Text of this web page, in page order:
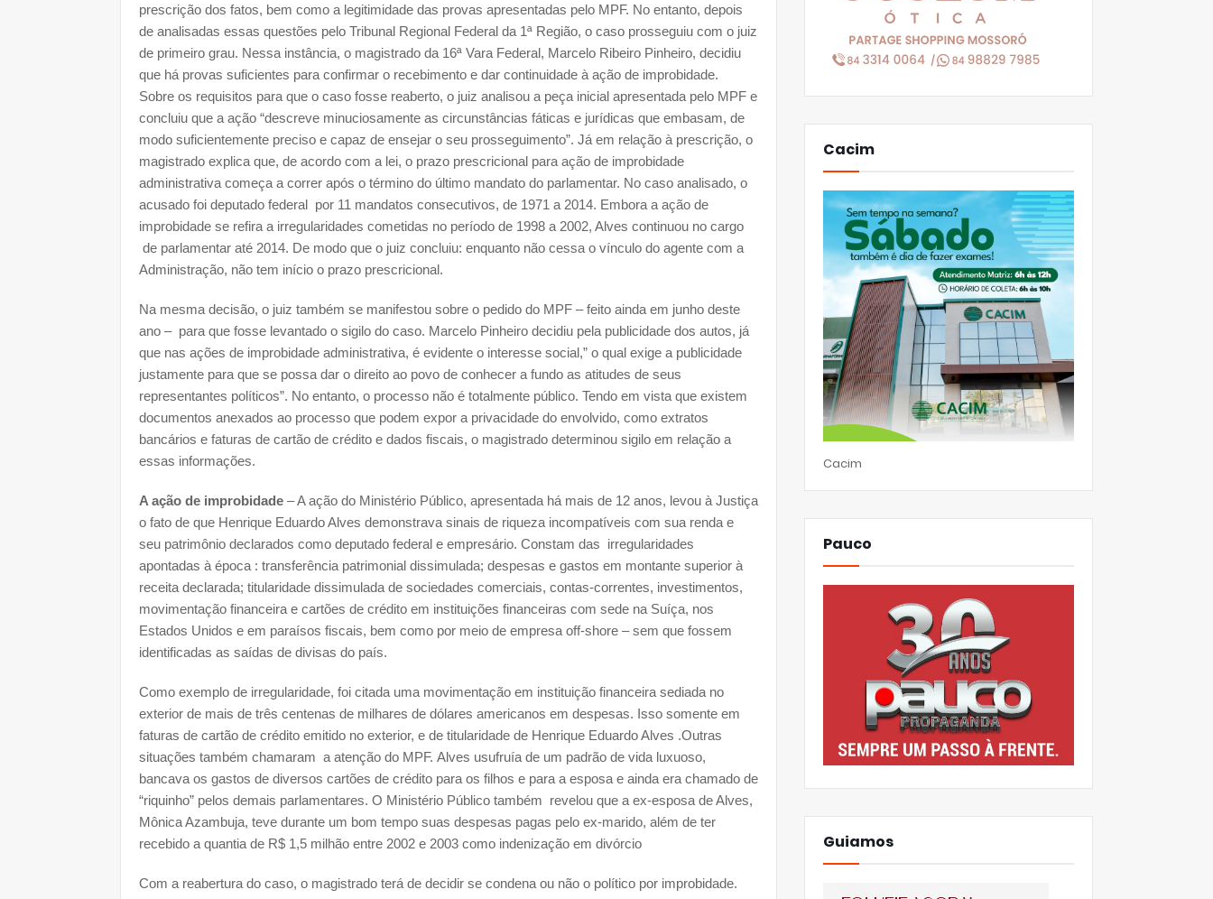
prescrição dos fatos, bem como a legitimidade das provas apresentadas pelo MPF. No entanto, depois
de analisadas essas questões pelo Tribunal Regional Federal da 1ª Região, o caso prosseguiu com o juiz
de primeiro grau. Nessa instância, o magistrado da 16ª Vara Federal, Marcelo Ribeiro Pinheiro, decidiu
que há provas suficientes para confirmar o recebimento e dar continuidade à ação de improbidade.
Sobre os requisitos para que o caso fosse reaberto, o juiz analisou a peça inicial apresentada pelo MPF e
concluiu que a ação “descreve minuciosamente as circunstâncias fáticas e jurídicas que embasam, de
modo suficientemente preciso e capaz de ensejar o seu prosseguimento”. Já em relação à prescrição, o
magistrado explica que, de acordo com a lei, o prazo prescricional para ação de improbidade
administrativa começa a correr após o término do último mandato do parlamentar. No caso analisado, o
acusado foi deputado federal por 11 mandatos consecutivos, de 1971 a 2014. Embora a ação de
improbidade se refira a irregularidades cometidas no período de 1998 a 2002, Alves continuou no cargo
de parlamentar até 2014. De modo que o juiz concluiu: enquanto não cessa o vínculo do agente com a
Administração, não tem início o prazo prescricional.
Na mesma decisão, o juiz também se manifestou sobre o pedido do MPF – feito ainda em junho deste
ano – para que fosse levantado o sigilo do caso. Marcelo Pinheiro decidiu pela publicidade dos autos, já
que nas ações de improbidade administrativa, é evidente o interesse social,” o qual exige a publicidade
justamente para que se possa dar o direito ao povo de conhecer a fundo as atitudes de seus
representantes políticos”. No entanto, o processo não é totalmente público. Tendo em vista que existem
documentos anexados ao processo que podem expor a privacidade do envolvido, como extratos
bancários e faturas de cartão de crédito e dados fiscais, o magistrado determinou sigilo em relação a
essas informações.
A ação de improbidade – A ação do Ministério Público, apresentada há mais de 12 anos, levou à Justiça
o fato de que Henrique Eduardo Alves demonstrava sinais de riqueza incompatíveis com sua renda e
seu patrimônio declarados como deputado federal e empresário. Constam das irregularidades
apontadas à época : transferência patrimonial dissimulada; despesas e gastos em montante superior à
receita declarada; titularidade dissimulada de sociedades comerciais, contas-correntes, investimentos,
movimentação financeira e cartões de crédito em instituições financeiras com sede na Suíça, nos
Estados Unidos e em paraísos fiscais, bem como por meio de empresa off-shore – sem que fossem
identificadas as saídas de divisas do país.
Como exemplo de irregularidade, foi citada uma movimentação em instituição financeira sediada no
exterior de mais de três centenas de milhares de dólares americanos em despesas. Isso somente em
faturas de cartão de crédito emitido no exterior, e de titularidade de Henrique Eduardo Alves .Outras
situações também chamaram a atenção do MPF. Alves usufruía de um padrão de vida luxuoso,
bancava os gastos de diversos cartões de crédito para os filhos e para a esposa e ainda era chamado de
“riquinho” pelos demais parlamentares. O Ministério Público também revelou que a ex-esposa de Alves,
Mônica Azambuja, teve durante um bom tempo suas despesas pagas pelo ex-marido, além de ter
recebido a quantia de R$ 1,5 milhão entre 2002 e 2003 como indenização em divórcio
Com a reabertura do caso, o magistrado terá de decidir se condena ou não o político por improbidade.
Cacim
Cacim
Pauco
Guiamos